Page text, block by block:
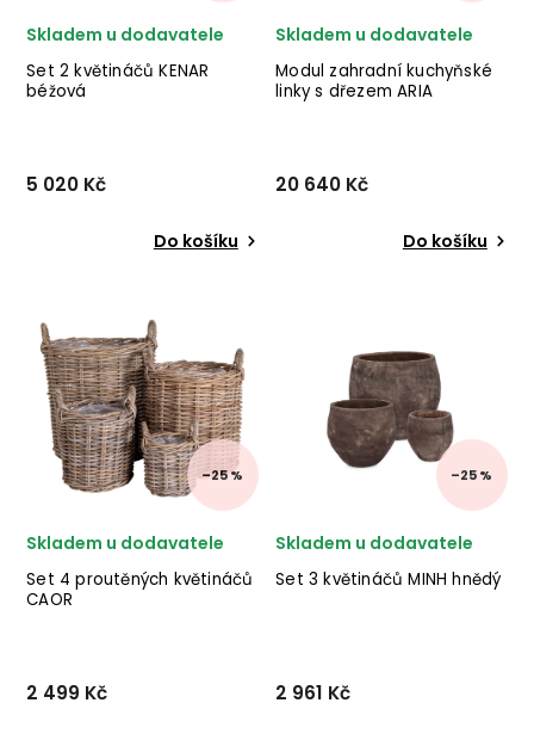
Set 2 květináčů KENAR
béžová
Skladem u dodavatele
5 020 Kč
Do košíku
stylového nábytku
BIZZOTTO z ručně
opracovaného kovu s
matnou smaltovou
povrchovou úpravou v
béžovém provedení.
✅ krásný n...
Modul zahradní kuchyňské
linky s dřezem ARIA
Skladem u dodavatele
20 640 Kč
Do košíku
terakotovém provedení.
–25 %
Set 4 proutěných květináčů
CAOR
Skladem u dodavatele
2 499 Kč
–25 %
Set 3 květináčů MINH hnědý
Skladem u dodavatele
2 961 Kč